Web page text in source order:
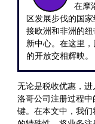
在摩
区发展步伐的国
接欧洲和非洲的
新中心。在这里
的开放交相辉映。
无论是税收优惠，
洛哥公司注册过程
键。在本文中，我